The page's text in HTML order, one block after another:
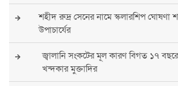
শহীদ রুদ্র সেনের নামে স্কলারশিপ ঘোষণা
উপাচার্যের
জ্বালানি সংকটের মূল কারণ বিগত ১৭
খন্দকার মুক্তাদির